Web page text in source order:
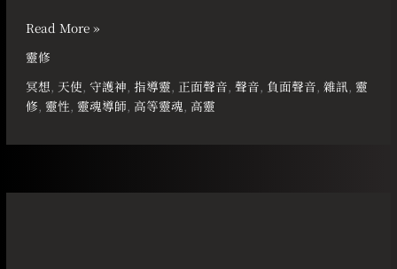
Read More »
靈修
冥想, 天使,守護神,指導靈, 正面聲音,聲音, 負面聲音,雜訊,靈
修,靈性,靈魂導師, 高等靈魂, 高靈